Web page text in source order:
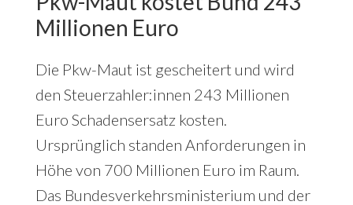
Millionen Euro
Die Pkw-Maut ist gescheitert und wird
den Steuerzahler:innen 243 Millionen
Euro Schadensersatz kosten.
Ursprünglich standen Anforderungen in
Höhe von 700 Millionen Euro im Raum.
Das Bundesverkehrsministerium und der